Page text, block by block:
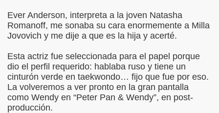
Ever Anderson, interpreta a la joven Natasha
Romanoff, me sonaba su cara enormemente a Milla
Jovovich y me dije a que es la hija y acerté.
Esta actriz fue seleccionada para el papel porque
dio el perfil requerido: hablaba ruso y tiene un
cinturón verde en taekwondo… fijo que fue por eso.
La volveremos a ver pronto en la gran pantalla
como Wendy en “Peter Pan & Wendy”, en post-
producción.